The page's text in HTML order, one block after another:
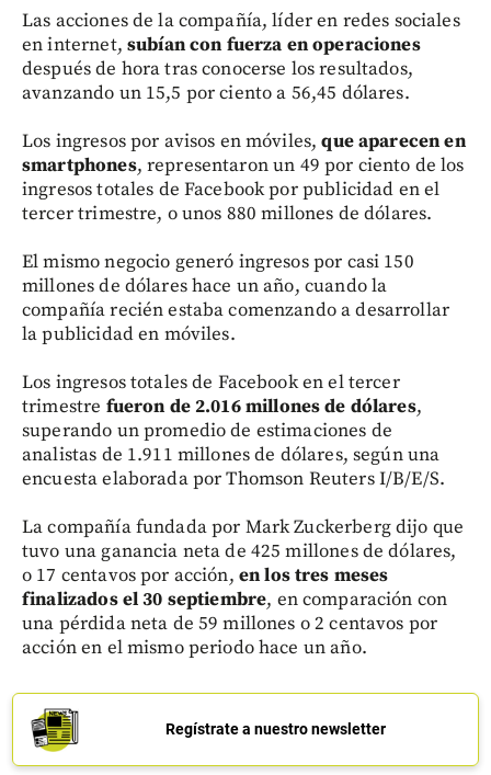
Las acciones de la compañía, líder en redes sociales
en internet, subían con fuerza en operaciones
después de hora tras conocerse los resultados,
avanzando un 15,5 por ciento a 56,45 dólares.
Los ingresos por avisos en móviles,que aparecen en
smartphones, representaron un 49 por ciento de los
ingresos totales de Facebook por publicidad en el
tercer trimestre, o unos 880 millones de dólares.
El mismo negocio generó ingresos por casi 150
millones de dólares hace un año, cuando la
compañía recién estaba comenzando a desarrollar
la publicidad en móviles.
Los ingresos totales de Facebook en el tercer
trimestre fueron de 2.016 millones de dólares,
superando un promedio de estimaciones de
analistas de 1.911 millones de dólares, según una
encuesta elaborada por Thomson Reuters I/B/E/S.
La compañía fundada por Mark Zuckerberg dijo que
tuvo una ganancia neta de 425 millones de dólares,
o 17 centavos por acción, en los tres meses
finalizados el 30 septiembre, en comparación con
una pérdida neta de 59 millones o 2 centavos por
acción en el mismo periodo hace un año.
Regístrate a nuestro newsletter